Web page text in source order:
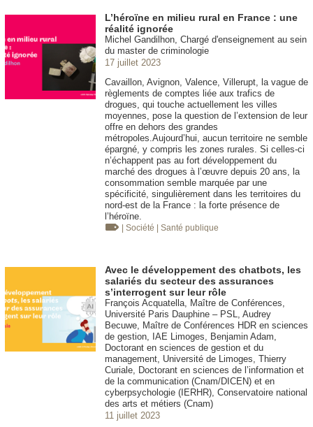
L’héroïne en milieu rural en France : une
réalité ignorée
Michel Gandilhon, Chargé d'enseignement au sein
du master de criminologie
17 juillet 2023
Cavaillon, Avignon, Valence, Villerupt, la vague de
règlements de comptes liée aux trafics de
drogues, qui touche actuellement les villes
moyennes, pose la question de l’extension de leur
offre en dehors des grandes
métropoles.Aujourd’hui, aucun territoire ne semble
épargné, y compris les zones rurales. Si celles-ci
n’échappent pas au fort développement du
marché des drogues à l’œuvre depuis 20 ans, la
consommation semble marquée par une
spécificité, singulièrement dans les territoires du
nord-est de la France : la forte présence de
l’héroïne.
| Société | Santé publique
Avec le développement des chatbots, les
salariés du secteur des assurances
s’interrogent sur leur rôle
François Acquatella, Maître de Conférences,
Université Paris Dauphine – PSL, Audrey
Becuwe, Maître de Conférences HDR en sciences
de gestion, IAE Limoges, Benjamin Adam,
Doctorant en sciences de gestion et du
management, Université de Limoges, Thierry
Curiale, Doctorant en sciences de l’information et
de la communication (Cnam/DICEN) et en
cyberpsychologie (IERHR), Conservatoire national
des arts et métiers (Cnam)
11 juillet 2023